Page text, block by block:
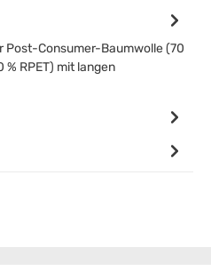
Consumer-Baumwolle (70
RPET) mit langen